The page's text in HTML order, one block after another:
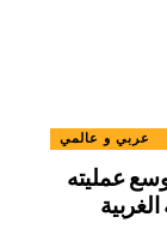
عربي و عالمي
عمليته